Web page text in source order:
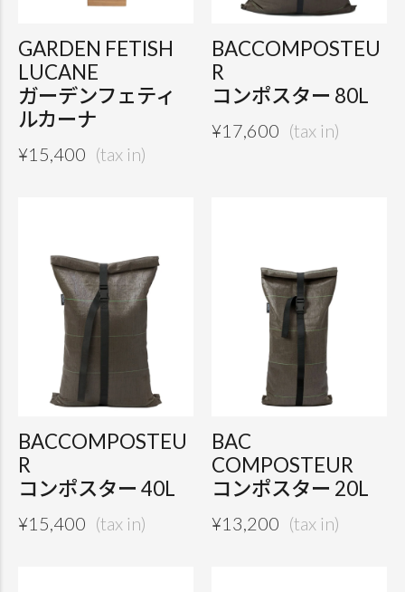
GARDEN FETISH
LUCANE
ガーデンフェティ
ルカーナ
¥15,400
BACCOMPOSTEU
R
コンポスター 80L
¥17,600
BACCOMPOSTEU
R
コンポスター 40L
¥15,400
BAC
COMPOSTEUR
コンポスター 20L
¥13,200